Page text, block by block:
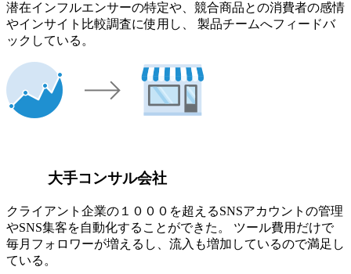
潜在インフルエンサーの特定や、競合商品との消費者の感情
やインサイト比較調査に使用し、 製品チームへフィードバ
ックしている。
大手コンサル会社
クライアント企業の１０００を超えるSNSアカウントの管理
やSNS集客を自動化することができた。 ツール費用だけで
毎月フォロワーが増えるし、流入も増加しているので満足し
ている。